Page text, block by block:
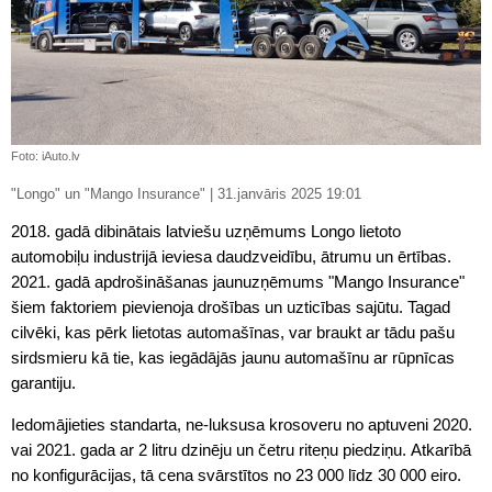
Foto: iAuto.lv
"Longo" un "Mango Insurance" | 31.janvāris 2025 19:01
2018. gadā dibinātais latviešu uzņēmums Longo lietoto
automobiļu industrijā ieviesa daudzveidību, ātrumu un ērtības.
2021. gadā apdrošināšanas jaunuzņēmums "Mango Insurance"
šiem faktoriem pievienoja drošības un uzticības sajūtu. Tagad
cilvēki, kas pērk lietotas automašīnas, var braukt ar tādu pašu
sirdsmieru kā tie, kas iegādājās jaunu automašīnu ar rūpnīcas
garantiju.
Iedomājieties standarta, ne-luksusa krosoveru no aptuveni 2020.
vai 2021. gada ar 2 litru dzinēju un četru riteņu piedziņu. Atkarībā
no konfigurācijas, tā cena svārstītos no 23 000 līdz 30 000 eiro.